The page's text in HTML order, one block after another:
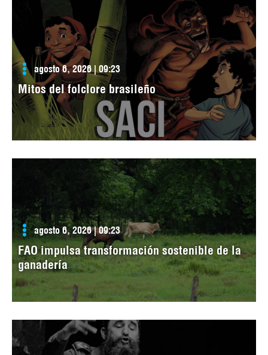
agosto 6, 2026 | 09:23
Mitos del folclore brasileño
agosto 6, 2026 | 09:23
FAO impulsa transformación sostenible de la
ganadería